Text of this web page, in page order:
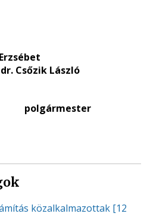
Erzsébet
László
közalkalmazottak [12